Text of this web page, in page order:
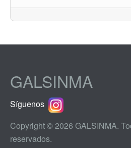
GALSINMA
Síguenos
Copyright © 2026 GALSINMA.
reservados.